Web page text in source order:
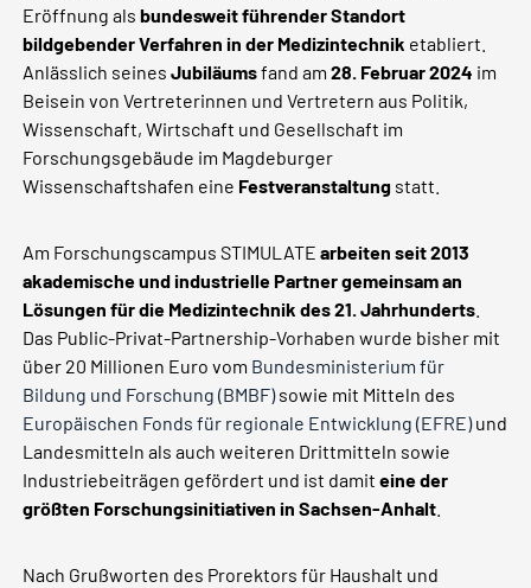
Eröffnung als bundesweit führender Standort
bildgebender Verfahren in der Medizintechnik etabliert.
Anlässlich seinesJubiläumsfand am 28. Februar 2024 im
Beisein von Vertreterinnen und Vertretern aus Politik,
Wissenschaft, Wirtschaft und Gesellschaft im
Forschungsgebäude im Magdeburger
Wissenschaftshafen eine Festveranstaltung statt.
Am Forschungscampus STIMULATEarbeiten seit 2013
akademische und industrielle Partner gemeinsam an
Lösungen für die Medizintechnik des 21. Jahrhunderts
Das Public-Privat-Partnership-Vorhaben wurde bisher mit
über 20 Millionen Euro vom Bundesministerium für
Bildung und Forschung (BMBF)sowie mit Mitteln des
Europäischen Fonds für regionale Entwicklung (EFRE)und
Landesmitteln als auch weiteren Drittmitteln sowie
Industriebeiträgen gefördert und ist damiteine der
größten Forschungsinitiativen in Sachsen-Anhalt
Nach Grußworten des Prorektors für Haushalt und